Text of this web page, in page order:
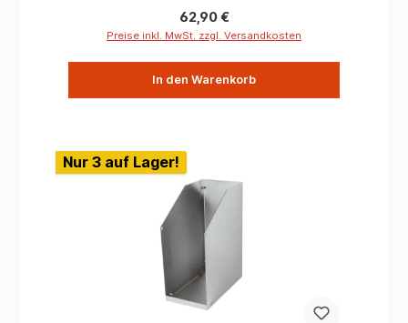
Regulärer Preis:
62,90 €
Preise inkl. MwSt. zzgl. Versandkosten
In den Warenkorb
Nur 3 auf Lager!